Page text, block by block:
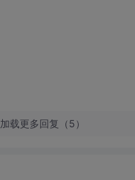
加载更多回复（5）